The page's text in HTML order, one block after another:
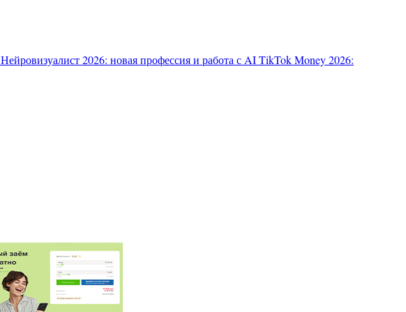
Нейровизуалист 2026: новая профессия и работа с AITikTok Money 2026: